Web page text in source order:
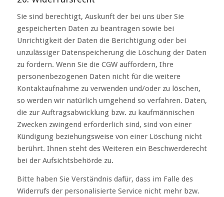
Sie sind berechtigt, Auskunft der bei uns über Sie
gespeicherten Daten zu beantragen sowie bei
Unrichtigkeit der Daten die Berichtigung oder bei
unzulässiger Datenspeicherung die Löschung der Daten
zu fordern. Wenn Sie die CGW auffordern, Ihre
personenbezogenen Daten nicht für die weitere
Kontaktaufnahme zu verwenden und/oder zu löschen,
so werden wir natürlich umgehend so verfahren. Daten,
die zur Auftragsabwicklung bzw. zu kaufmännischen
Zwecken zwingend erforderlich sind, sind von einer
Kündigung beziehungsweise von einer Löschung nicht
berührt. Ihnen steht des Weiteren ein Beschwerderecht
bei der Aufsichtsbehörde zu.
Bitte haben Sie Verständnis dafür, dass im Falle des
Widerrufs der personalisierte Service nicht mehr bzw.